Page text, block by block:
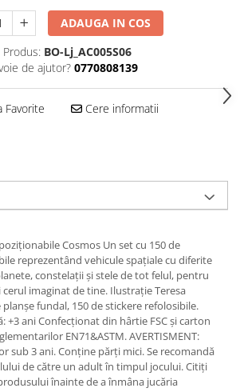
ADAUGA IN COS
Produs: BO-Lj_AC005S06
de ajutor? 0770808139
Favorite Cere informatii
Cosmos Un set cu 150 de
reprezentând vehicule spațiale cu diferite
constelații și stele de tot felul, pentru
imaginat de tine. Ilustrație Teresa
fundal, 150 de stickere refolosibile.
+3 ani Confecționat din hârtie FSC și carton
EN71&ASTM. AVERTISMENT:
sub 3 ani. Conține părți mici. Se recomandă
de către un adult în timpul jocului. Citiți
înainte de a înmâna jucăria